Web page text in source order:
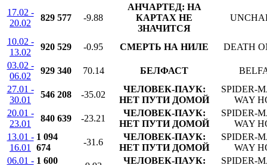
17.02 -
20.02
829 577 -9.88
АНЧАРТЕД: НА
КАРТАХ НЕ
ЗНАЧИТСЯ
10.02 -
13.02
920 529 -0.95 СМЕРТЬ НА НИЛЕ
DEATH
03.02 -
06.02
929 340 70.14 БЕЛФАСТ
27.01 -
30.01
546 208 -35.02
ЧЕЛОВЕК-ПАУК:
НЕТ ПУТИ ДОМОЙ
SPIDER-
WAY
20.01 -
23.01
840 639 -23.21
ЧЕЛОВЕК-ПАУК:
НЕТ ПУТИ ДОМОЙ
SPIDER-
WAY
13.01 -
16.01
1 094
674
-31.6
ЧЕЛОВЕК-ПАУК:
НЕТ ПУТИ ДОМОЙ
SPIDER-
WAY
06.01 - 1 600 ЧЕЛОВЕК-ПАУК: SPIDER-